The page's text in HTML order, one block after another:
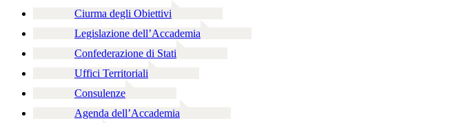
Ciurma degli Obiettivi
Legislazione dell’Accademia
Confederazione di Stati
Uffici Territoriali
Consulenze
Agenda dell’Accademia